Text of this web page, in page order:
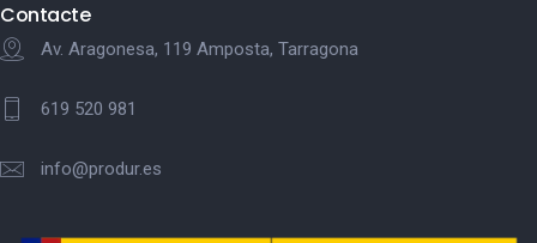
Contacte
Av. Aragonesa, 119 Amposta, Tarragona
619 520 981
info@produr.es